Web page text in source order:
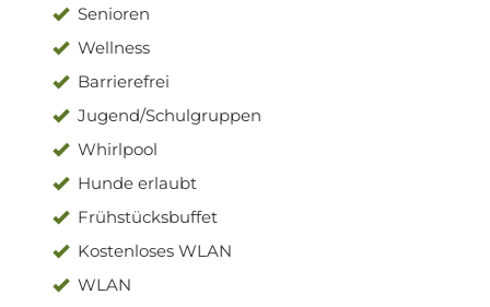
Senioren
Wellness
Barrierefrei
Jugend/Schulgruppen
Whirlpool
Hunde erlaubt
Frühstücksbuffet
Kostenloses WLAN
WLAN